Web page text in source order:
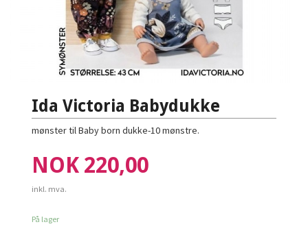
Ida Victoria Babydukke
mønster til Baby born dukke-10 mønstre.
Pris
NOK 220,00
inkl. mva.
På lager